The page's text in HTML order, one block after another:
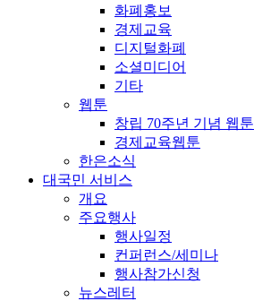
화폐홍보
경제교육
디지털화폐
소셜미디어
기타
웹툰
창립 70주년 기념 웹툰
경제교육웹툰
한은소식
대국민 서비스
개요
주요행사
행사일정
컨퍼런스/세미나
행사참가신청
뉴스레터